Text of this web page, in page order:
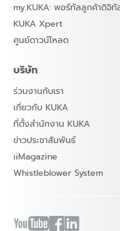
my.KUKA: พอร์ทัลลูกค้าดิจิ
KUKA Xpert
ศูนย์ดาวน์โหลด
บริษัท
ร่วมงานกับเรา
เกี่ยวกับ KUKA
ที่ตั้งสำนักงาน KUKA
ข่าวประชาสัมพันธ์
iiMagazine
Whistleblower System